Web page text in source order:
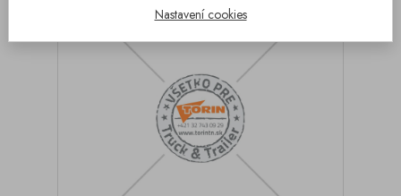
Nastavení cookies